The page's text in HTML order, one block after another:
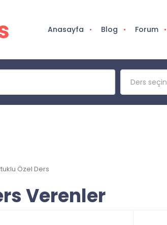
Anasayfa Blog Forum
Ders seçin
Özel Ders
Verenler